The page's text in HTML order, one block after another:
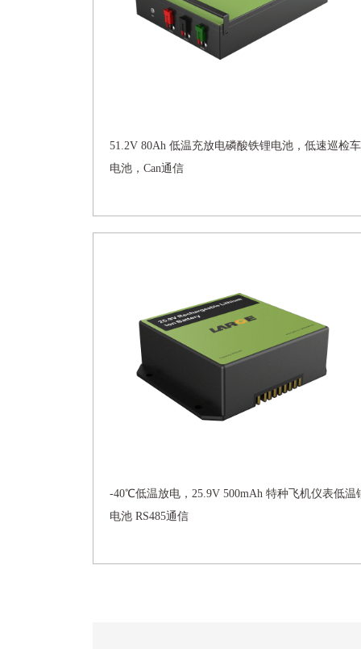
51.2V 80Ah 低温充放电磷酸铁锂电池，低速巡检车
电池，Can通信
-40℃低温放电，25.9V 500mAh 特种飞机仪表低温
电池 RS485通信